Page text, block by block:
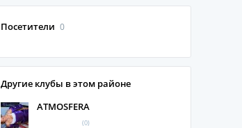
Посетители 0
Другие клубы в этом районе
ATMOSFERA
(0)